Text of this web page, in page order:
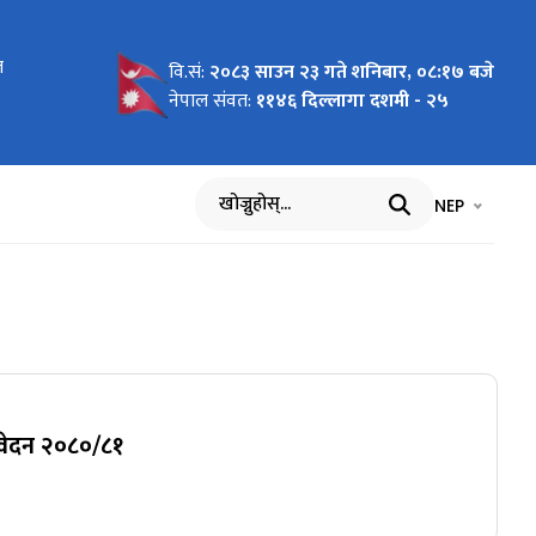
वि.सं: २०८३ साउन २३ गते शनिबार, ०८:१७ बजे
नेपाल संवत: ११४६ दिल्लागा दशमी - २५
खोज्नुहोस् भाषा चयन
NEP
२०८०/८१